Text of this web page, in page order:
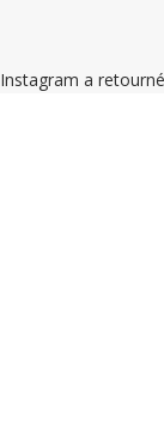
Instagram a